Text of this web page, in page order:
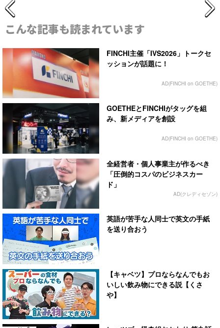
こんな記事も読まれています
FINCHI主催「IVS2026」トークセ
ッションが話題に！
AD(FINCHI on GOETHE)
GOETHEとFINCHIがタッグを組
み、新メディアを創設
AD(FINCHI on GOETHE)
全経営者・個人事業主が作るべき
「圧倒的コスパのビジネスカー
ド」
AD(クレディセゾン)
英語が苦手な人同士で英文の手紙
を送り合おう
【キャベツ】プロならなんでもお
いしい飲み物にできる説【くさ
や】